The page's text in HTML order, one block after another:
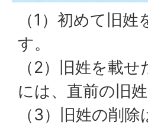
（1）初めて旧
す。
（2）旧姓を載
には、直前の旧
（3）旧姓の削